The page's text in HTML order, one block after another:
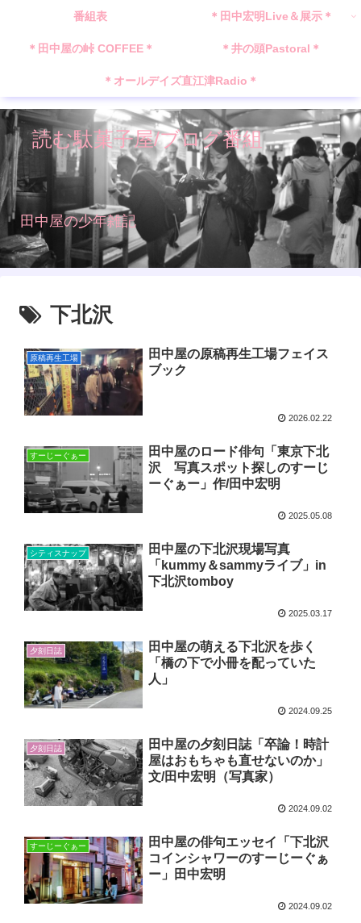
読む駄菓子屋/ブログ番組
田中屋の少年雑記
番組表 ＊田中宏明Live＆展示＊
＊田中屋の峠 COFFEE＊ ＊井の頭Pastoral＊
＊オールデイズ直江津Radio＊
下北沢
原稿再生工場
田中屋の原稿再生工場フェイス
ブック
2026.02.22
すーじーぐぁー
田中屋のロード俳句「東京下北
沢 写真スポット探しのすーじ
ーぐぁー」作/田中宏明
2025.05.08
シティスナップ
田中屋の下北沢現場写真
「kummy＆sammyライブ」in
下北沢tomboy
2025.03.17
夕刻日誌
田中屋の萌える下北沢を歩く
「橋の下で小冊を配っていた
人」
2024.09.25
夕刻日誌
田中屋の夕刻日誌「卒論！時計
屋はおもちゃも直せないのか」
文/田中宏明（写真家）
2024.09.02
すーじーぐぁー
田中屋の俳句エッセイ「下北沢
コインシャワーのすーじーぐぁ
ー」田中宏明
2024.09.02